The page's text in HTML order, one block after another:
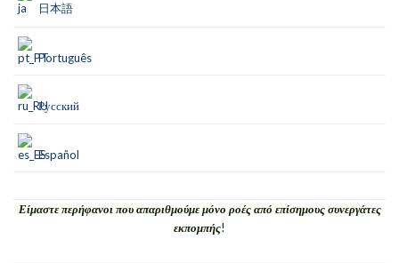
日本語
Português
Русский
Español
Είμαστε περήφανοι που απαριθμούμε μόνο ροές από επίσημους συνεργάτες
εκπομπής!